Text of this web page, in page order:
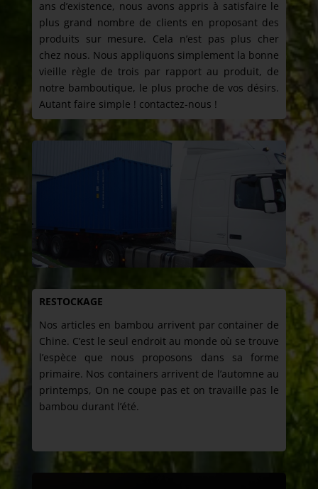
ans d’existence, nous avons appris à satisfaire le
plus grand nombre de clients en proposant des
produits sur mesure. Cela n’est pas plus cher
chez nous. Nous appliquons simplement la bonne
vieille règle de trois par rapport au produit, de
notre bamboutique, le plus proche de vos désirs.
Autant faire simple ! contactez-nous !
RESTOCKAGE
Nos articles en bambou arrivent par container de
Chine. C’est le seul endroit au monde où se trouve
l’espèce que nous proposons dans sa forme
primaire. Nos containers arrivent de l’automne au
printemps, On ne coupe pas et on travaille pas le
bambou durant l’été.